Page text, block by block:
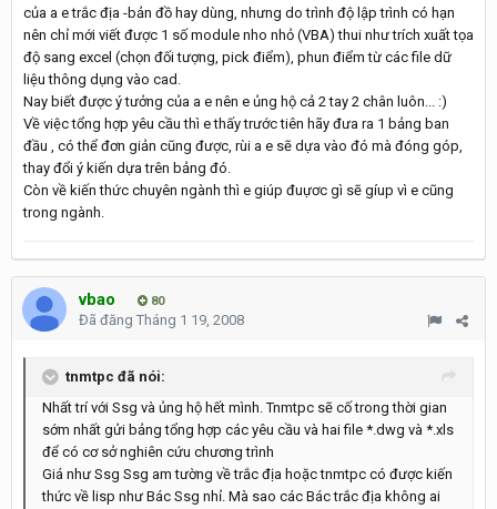
của a e trắc địa -bản đồ hay dùng, nhưng do trình độ lập trình có hạn
nên chỉ mới viết được 1 số module nho nhỏ (VBA) thui như trích xuất tọa
độ sang excel (chọn đối tượng, pick điểm), phun điểm từ các file dữ
liệu thông dụng vào cad.
Nay biết được ý tưởng của a e nên e ủng hộ cả 2 tay 2 chân luôn... :)
Về việc tổng hợp yêu cầu thì e thấy trước tiên hãy đưa ra 1 bảng ban
đầu , có thể đơn giản cũng được, rùi a e sẽ dựa vào đó mà đóng góp,
thay đổi ý kiến dựa trên bảng đó.
Còn về kiến thức chuyên ngành thì e giúp đuựơc gì sẽ gíup vì e cũng
trong ngành.
vbao 80
Đã đăng Tháng 1 19, 2008
tnmtpc đã nói:
Nhất trí với Ssg và ủng hộ hết mình. Tnmtpc sẽ cố trong thời gian
sớm nhất gửi bảng tổng hợp các yêu cầu và hai file *.dwg và *.xls
để có cơ sở nghiên cứu chương trình
Giá như Ssg Ssg am tường về trắc địa hoặc tnmtpc có được kiến
thức về lisp như Bác Ssg nhỉ. Mà sao các Bác trắc địa không ai